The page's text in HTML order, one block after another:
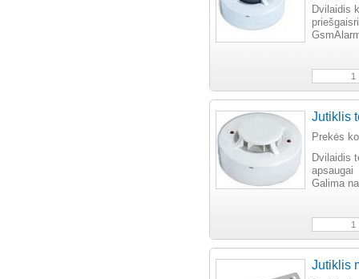
Dvilaidis
Jutiklis
Prekės
Dvilaidis
apsaugai
Galima
Jutiklis